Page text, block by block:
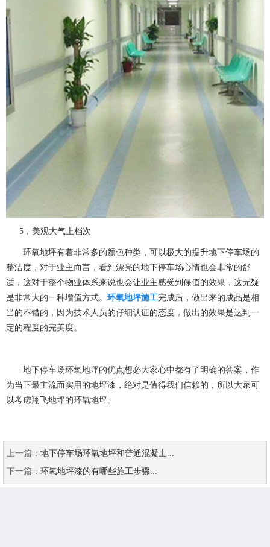
5，美观大气上档次
环氧地坪有着非常多的颜色种类，可以极大的提升地下停车场的
整洁度，对于业主而言，看到漂亮的地下停车场心情也会非常的舒
适，这对于整个物业体系来说也会让业主感受到保值的效果，这无疑
是非常大的一种增值方式。 环氧地坪施工完成后，做出来的成品是相
当的不错的，因为技术人员的仔细认证的态度，做出的效果是达到一
定的程度的完美度。
地下停车场环氧地坪的优点想必大家心中都有了明确的答案，作
为当下最主流而实用的地坪漆，绝对是值得我们信赖的，所以大家可
以考虑翔飞地坪的环氧地坪。
上一篇： 地下停车场环氧地坪和普通混凝土...
下一篇： 环氧地坪漆的有哪些施工步骤...